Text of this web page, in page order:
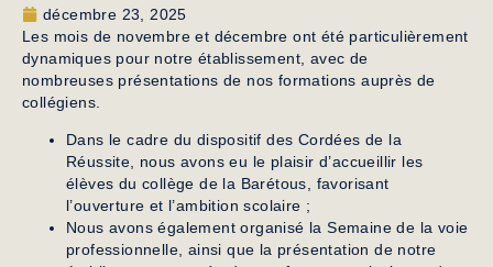
décembre 23, 2025
Les mois de novembre et décembre ont été particulièrement
dynamiques pour notre établissement, avec de
nombreuses présentations de nos formations auprès de
collégiens.
Dans le cadre du dispositif des Cordées de la
Réussite, nous avons eu le plaisir d’accueillir les
élèves du collège de la Barétous, favorisant
l’ouverture et l’ambition scolaire ;
Nous avons également organisé la Semaine de la voie
professionnelle, ainsi que la présentation de notre